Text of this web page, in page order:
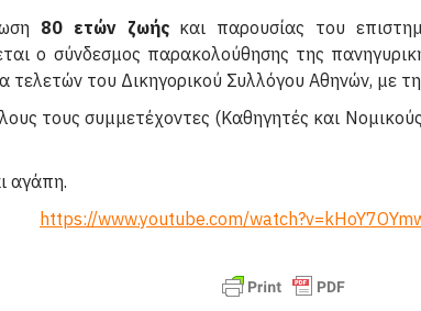
80 ετών ζωήςκαι παρουσίας του
ο σύνδεσμος παρακολούθησης της
τελετών του Δικηγορικού Συλλόγου Αθηνών, με
τους συμμετέχοντες (Καθηγητές και
αγάπη.
https://www.youtube.com/